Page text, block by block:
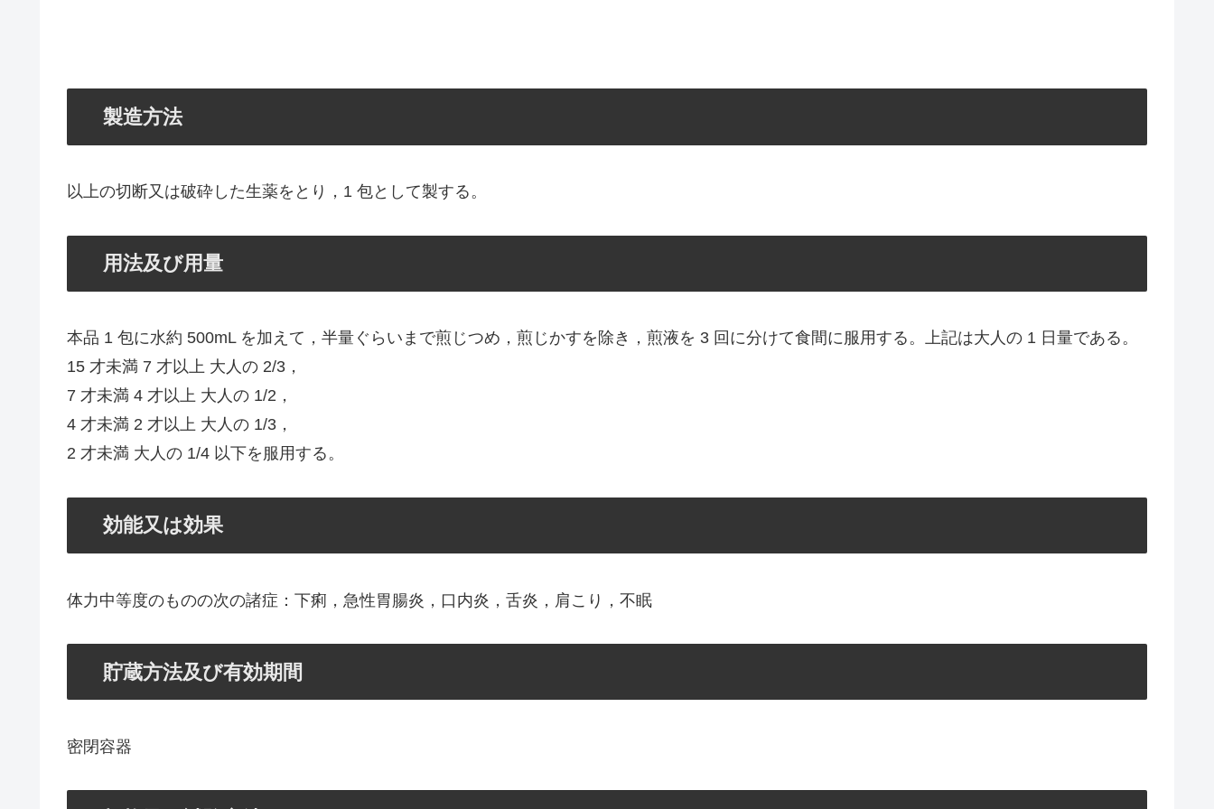
製造方法
以上の切断又は破砕した生薬をとり，1 包として製する。
用法及び用量
本品 1 包に水約 500mL を加えて，半量ぐらいまで煎じつめ，煎じかすを除き，煎液を 3 回に分けて食間に服用する。上記は大人の 1 日量である。
15 才未満 7 才以上 大人の 2/3，
7 才未満 4 才以上 大人の 1/2，
4 才未満 2 才以上 大人の 1/3，
2 才未満 大人の 1/4 以下を服用する。
効能又は効果
体力中等度のものの次の諸症：下痢，急性胃腸炎，口内炎，舌炎，肩こり，不眠
貯蔵方法及び有効期間
密閉容器